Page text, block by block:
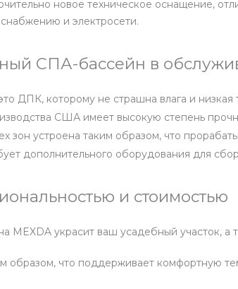
новое техническое оснащение,
и электросети.
СПА-бассейн в
ДПК, которому не страшна влага и низкая
США имеет высокую степень
зон устроена таким образом, что
дополнительного оборудования для
и стоимостью
MEXDA украсит ваш усадебный участок, а
образом, что поддерживает комфортную